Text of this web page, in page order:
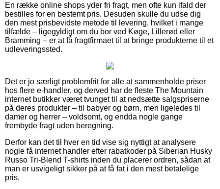
En række online shops yder fri fragt, men ofte kun ifald der
bestilles for en bestemt pris. Desuden skulle du udse dig
den mest prisbevidste metode til levering, hvilket i mange
tilfælde – ligegyldigt om du bor ved Køge, Lillerød eller
Bramming – er at få fragtfirmaet til at bringe produkterne til et
udleveringssted.
Det er jo særligt problemfrit for alle at sammenholde priser
hos flere e-handler, og derved har de fleste The Mountain
internet butikker været tvunget til at nedsætte salgspriserne
på deres produkter – til babyer og børn, men ligeledes til
damer og herrer – voldsomt, og endda nogle gange
frembyde fragt uden beregning.
Derfor kan det til hver en tid vise sig nyttigt at analysere
nogle få internet handler efter rabatkoder på Siberian Husky
Russo Tri-Blend T-shirts inden du placerer ordren, sådan at
man er usvigeligt sikker på at få fat i den mest betalelige
pris.